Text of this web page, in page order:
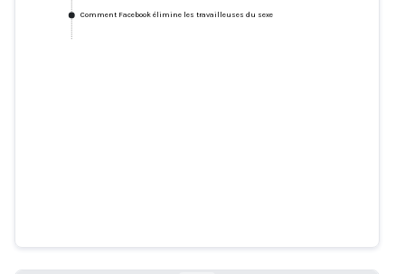
Comment Facebook élimine les travailleuses du sexe